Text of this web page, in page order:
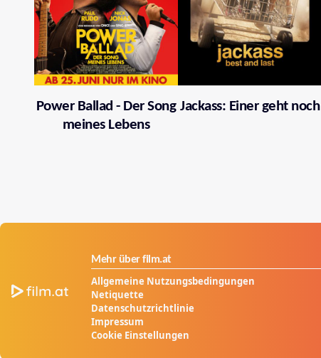
Power Ballad - Der Song
meines Lebens
Jackass: Einer geht noch
Mehr über film.at
Allgemeine Nutzungsbedingungen
Netiquette
Datenschutzrichtlinie
Impressum
Cookie Einstellungen